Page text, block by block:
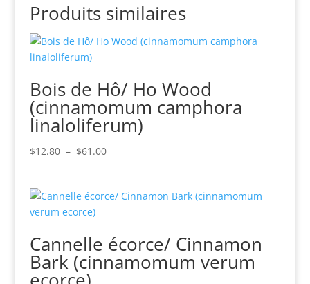
Produits similaires
Bois de Hô/ Ho Wood
(cinnamomum camphora
linaloliferum)
$12.80 – $61.00Plage
$12.80
Cannelle écorce/ Cinnamon
Bark (cinnamomum verum